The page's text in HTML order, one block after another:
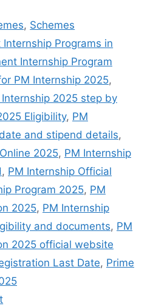
, Schemes
Programs in
Internship Program
PM Internship 2025,
2025 step by
Eligibility, PM
and stipend details,
2025, PM Internship
, PM Internship Official
Program 2025, PM
2025, PM Internship
and documents, PM
2025 official website
Last Date, Prime